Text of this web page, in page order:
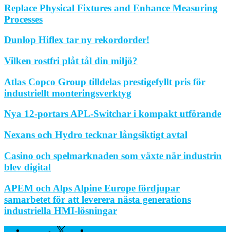
Replace Physical Fixtures and Enhance Measuring
Processes
Dunlop Hiflex tar ny rekordorder!
Vilken rostfri plåt tål din miljö?
Atlas Copco Group tilldelas prestigefyllt pris för
industriellt monteringsverktyg
Nya 12-portars APL-Switchar i kompakt utförande
Nexans och Hydro tecknar långsiktigt avtal
Casino och spelmarknaden som växte när industrin
blev digital
APEM och Alps Alpine Europe fördjupar
samarbetet för att leverera nästa generations
industriella HMI-lösningar